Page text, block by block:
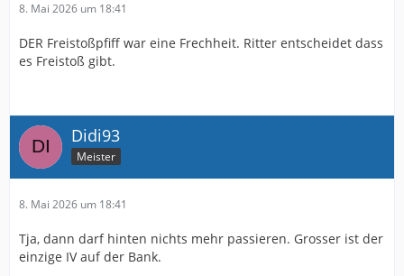
8. Mai 2026 um 18:41
DER Freistoßpfiff war eine Frechheit. Ritter entscheidet dass
es Freistoß gibt.
Didi93
Meister
8. Mai 2026 um 18:41
Tja, dann darf hinten nichts mehr passieren. Grosser ist der
einzige IV auf der Bank.